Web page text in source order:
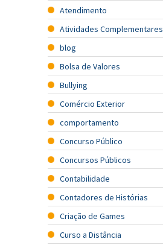
Atendimento
Atividades Complementares
blog
Bolsa de Valores
Bullying
Comércio Exterior
comportamento
Concurso Público
Concursos Públicos
Contabilidade
Contadores de Histórias
Criação de Games
Curso a Distância